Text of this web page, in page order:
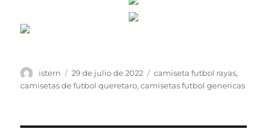
Autor
istern
Publicado
el
29 de julio de 2022 Etiquetas
camiseta futbol rayas,
camisetas de futbol queretaro,camisetas futbol genericas